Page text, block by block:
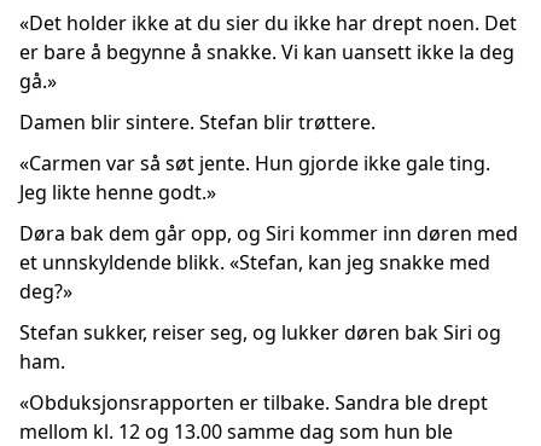
«Det holder ikke at du sier du ikke har drept noen. Det
er bare å begynne å snakke. Vi kan uansett ikke la deg
gå.»
Damen blir sintere. Stefan blir trøttere.
«Carmen var så søt jente. Hun gjorde ikke gale ting.
Jeg likte henne godt.»
Døra bak dem går opp, og Siri kommer inn døren med
et unnskyldende blikk. «Stefan, kan jeg snakke med
deg?»
Stefan sukker, reiser seg, og lukker døren bak Siri og
ham.
«Obduksjonsrapporten er tilbake. Sandra ble drept
mellom kl. 12 og 13.00 samme dag som hun ble